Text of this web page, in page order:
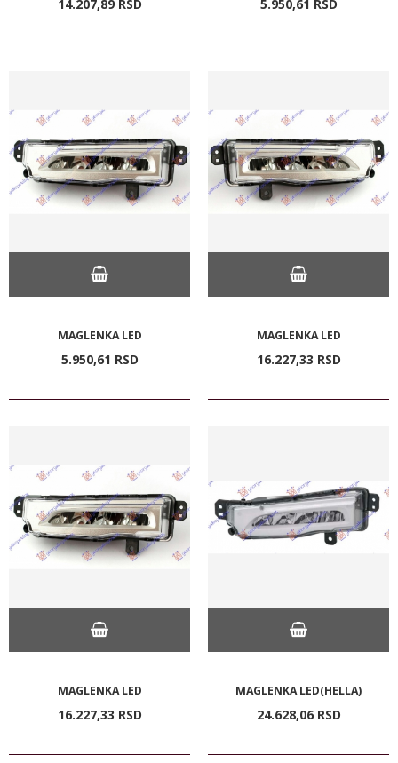
14.207,89 RSD 5.950,61 RSD
MAGLENKA LED
5.950,61 RSD
MAGLENKA LED
16.227,33 RSD
MAGLENKA LED
16.227,33 RSD
MAGLENKA LED(HELLA)
24.628,06 RSD